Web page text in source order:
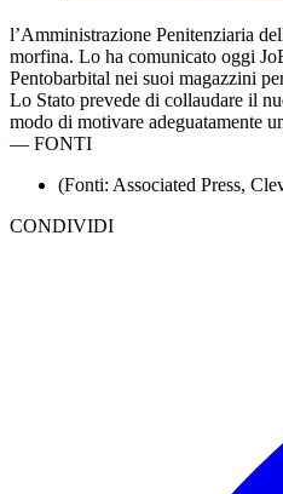
l’Amministrazione Penitenziaria
morfina. Lo ha comunicato oggi
Pentobarbital nei suoi magazzini
Lo Stato prevede di collaudare il
modo di motivare adeguatamente
— FONTI
(Fonti: Associated Press,
CONDIVIDI